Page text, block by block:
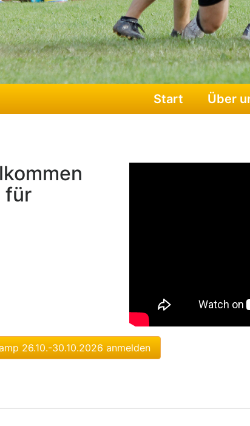
Start Über
für
26.10.-30.10.2026 anmelden